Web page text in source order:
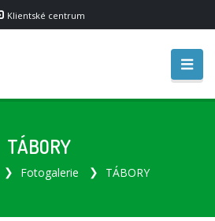
Klientské centrum
TÁBORY
Fotogalerie TÁBORY